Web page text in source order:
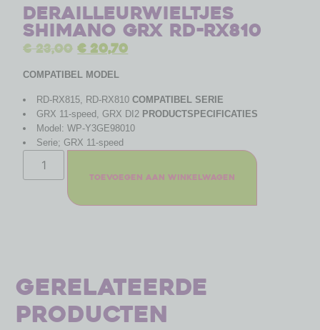
Derailleurwieltjes
Shimano GRX RD-RX810
€23,00 €20,70
COMPATIBEL MODEL
RD-RX815, RD-RX810 COMPATIBEL SERIE
GRX 11-speed, GRX DI2 PRODUCTSPECIFICATIES
Model: WP-Y3GE98010
Serie; GRX 11-speed
Toevoegen aan winkelwagen
Gerelateerde
producten